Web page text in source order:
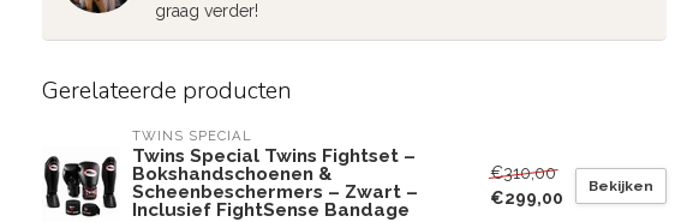
graag verder!
Gerelateerde producten
TWINS SPECIAL
Twins Special Twins Fightset –
Bokshandschoenen &
Scheenbeschermers – Zwart –
Inclusief FightSense Bandage
€310,00
€299,00
Bekijken